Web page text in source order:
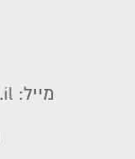
מייל: clinic@liorshenhav.co.il